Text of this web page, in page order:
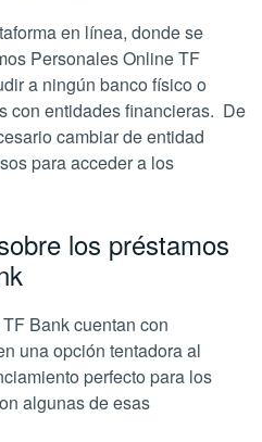
en línea, donde se
Personales Online TF
a ningún banco físico o
con entidades financieras. De
cambiar de entidad
para acceder a los
los préstamos
Bank cuentan con
una opción tentadora al
perfecto para los
algunas de esas